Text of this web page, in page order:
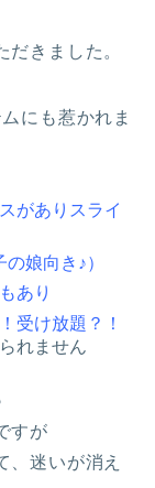
きました。
にも惹かれま
がありスライ
娘向き♪）
あり
受け放題？！
れません
すが
、迷いが消え